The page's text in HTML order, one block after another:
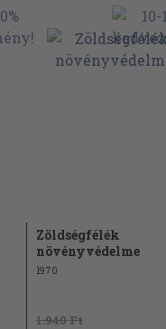
Zöldségfélék
növényvédelme
1970
1.940 Ft